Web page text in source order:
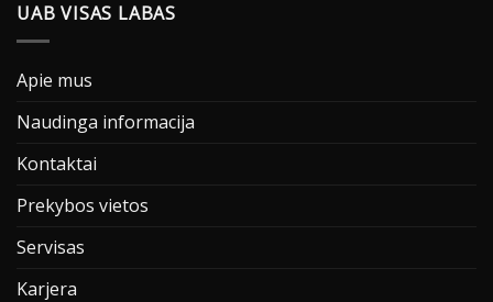
UAB VISAS LABAS
Apie mus
Naudinga informacija
Kontaktai
Prekybos vietos
Servisas
Karjera